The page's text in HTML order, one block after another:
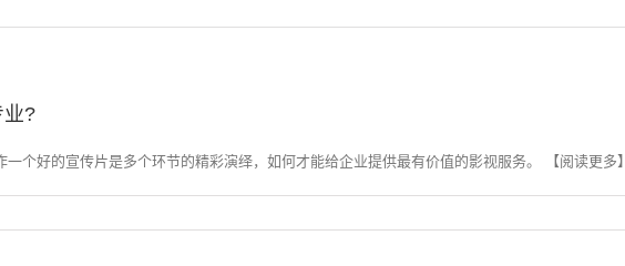
业?
的宣传片是多个环节的精彩演绎，如何才能给企业提供最有价值的影视服务。 【阅读更多】